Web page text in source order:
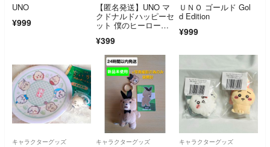
UNO
¥999
【匿名発送】UNO マ
クドナルドハッピーセ
ット 僕のヒーローア
¥399
ＵＮＯ ゴールド Gol
d Edition
¥999
キャラクターグッズ キャラクターグッズ キャラクターグッズ